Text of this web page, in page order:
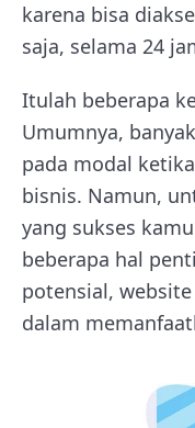
karena bisa
saja, selama 24
Itulah beberapa
Umumnya,
pada modal
bisnis. Namun,
yang sukses
beberapa hal
potensial,
dalam